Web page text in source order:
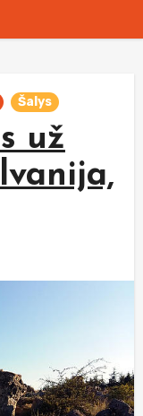
Šalys
už